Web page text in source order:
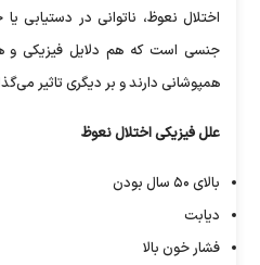
اختلال نعوظ، ناتوانی در دستیابی
جنسی است که هم دلایل فیزیکی و
همپوشانی دارند و بر دیگری تاثیر
علل فیزیکی اختلال نعوظ
بالای ۵۰ سال بودن
دیابت
فشار خون بالا